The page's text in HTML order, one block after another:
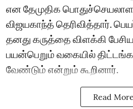
என தேமுதிக
விஜயகாந்த் தெரிவித்தார்.
தனது கருத்தை விளக்கி
பயன்பெறும் வகையில்
வேண்டும் என்றும் கூறினார்.
Read More